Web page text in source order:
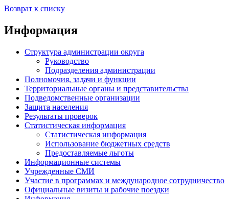
Возврат к списку
Информация
Структура администрации округа
Руководство
Подразделения администрации
Полномочия, задачи и функции
Территориальные органы и представительства
Подведомственные организации
Защита населения
Результаты проверок
Статистическая информация
Статистическая информация
Использование бюджетных средств
Предоставляемые льготы
Информационные системы
Учрежденные СМИ
Участие в программах и международное сотрудничество
Официальные визиты и рабочие поездки